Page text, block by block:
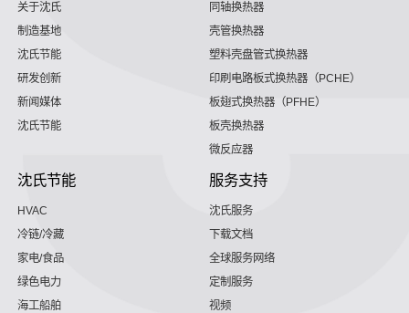
关于沈氏
制造基地
沈氏节能
研发创新
新闻媒体
沈氏节能
同轴换热器
壳管换热器
塑料壳盘管式换热器
印刷电路板式换热器（PCHE）
板翅式换热器（PFHE）
板壳换热器
微反应器
沈氏节能
HVAC
冷链/冷藏
家电/食品
绿色电力
海工船舶
服务支持
沈氏服务
下载文档
全球服务网络
定制服务
视频